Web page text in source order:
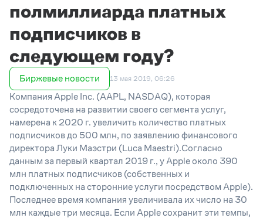
полмиллиарда платных
подписчиков в
следующем году?
Биржевые новости 13 мая 2019, 06:26
Компания Apple Inc. (AAPL, NASDAQ), которая
сосредоточена на развитии своего сегмента услуг,
намерена к 2020 г. увеличить количество платных
подписчиков до 500 млн, по заявлению финансового
директора Луки Маэстри (Luca Maestri).Согласно
данным за первый квартал 2019 г., у Apple около 390
млн платных подписчиков (собственных и
подключенных на сторонние услуги посредством Apple).
Последнее время компания увеличивала их число на 30
млн каждые три месяца. Если Apple сохранит эти темпы,